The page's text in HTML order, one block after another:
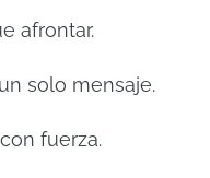
afrontar.
solo mensaje.
fuerza.